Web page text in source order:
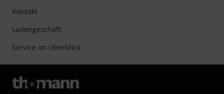
Kontakt
Ladengeschäft
Service im Überblick